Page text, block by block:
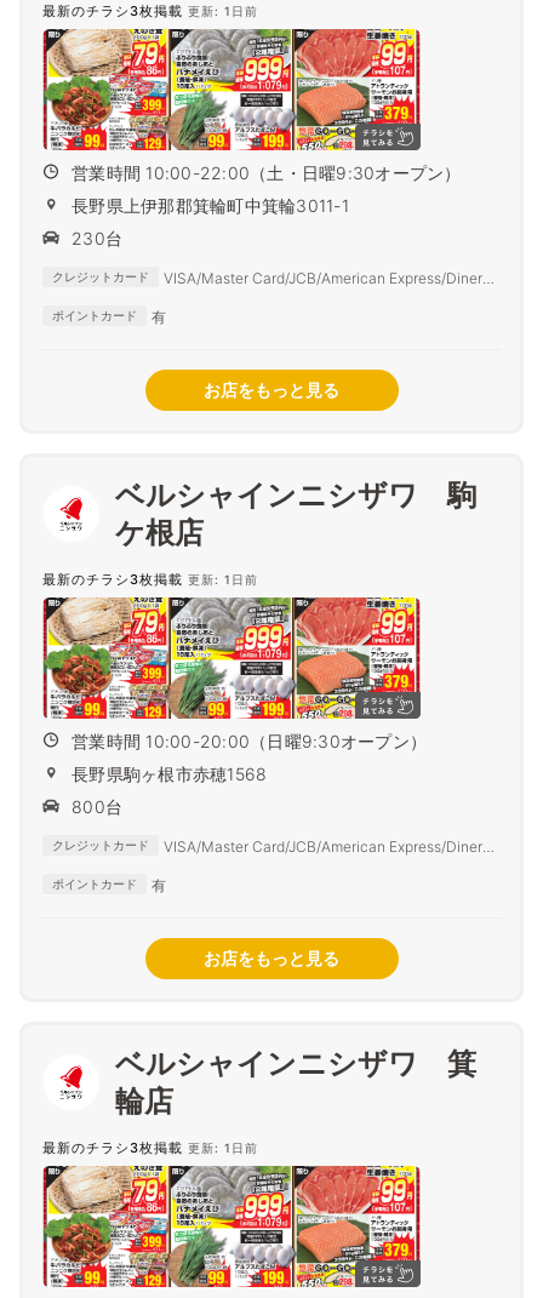
最新のチラシ3枚掲載 更新: 1日前
営業時間 10:00-22:00（土・日曜9:30オープン）
長野県上伊那郡箕輪町中箕輪3011-1
230台
クレジットカード
VISA/Master Card/JCB/American Express/Diners
ポイントカード 有
お店をもっと見る
ベルシャインニシザワ 駒
ケ根店
最新のチラシ3枚掲載 更新: 1日前
営業時間 10:00-20:00（日曜9:30オープン）
長野県駒ヶ根市赤穂1568
800台
クレジットカード
VISA/Master Card/JCB/American Express/Diners
ポイントカード 有
お店をもっと見る
ベルシャインニシザワ 箕
輪店
最新のチラシ3枚掲載 更新: 1日前